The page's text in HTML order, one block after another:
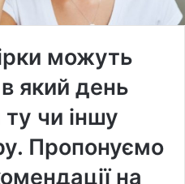
можуть
який день
чи іншу
Пропонуємо
на